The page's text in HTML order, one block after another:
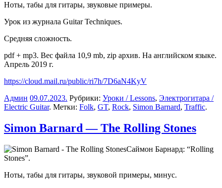
Ноты, табы для гитары, звуковые примеры.
Урок из журнала Guitar Techniques.
Средняя сложность.
pdf + mp3. Вес файла 10,9 mb, zip архив. На английском языке.
Апрель 2019 г.
https://cloud.mail.ru/public/ri7h/7D6aN4KyV
Админ 09.07.2023. Рубрики: Уроки / Lessons, Электрогитара /
Electric Guitar. Метки: Folk, GT, Rock, Simon Barnard, Traffic.
Simon Barnard — The Rolling Stones
Саймон Барнард: “Rolling
Stones”.
Ноты, табы для гитары, звуковой примеры, минус.